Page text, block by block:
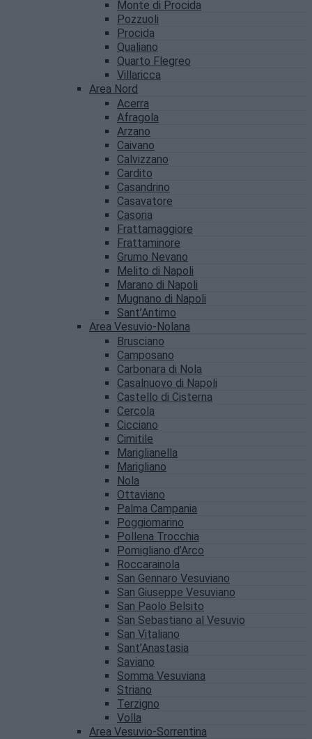
Monte di Procida
Pozzuoli
Procida
Qualiano
Quarto Flegreo
Villaricca
Area Nord
Acerra
Afragola
Arzano
Caivano
Calvizzano
Cardito
Casandrino
Casavatore
Casoria
Frattamaggiore
Frattaminore
Grumo Nevano
Melito di Napoli
Marano di Napoli
Mugnano di Napoli
Sant’Antimo
Area Vesuvio-Nolana
Brusciano
Camposano
Carbonara di Nola
Casalnuovo di Napoli
Castello di Cisterna
Cercola
Cicciano
Cimitile
Mariglianella
Marigliano
Nola
Ottaviano
Palma Campania
Poggiomarino
Pollena Trocchia
Pomigliano d’Arco
Roccarainola
San Gennaro Vesuviano
San Giuseppe Vesuviano
San Paolo Belsito
San Sebastiano al Vesuvio
San Vitaliano
Sant’Anastasia
Saviano
Somma Vesuviana
Striano
Terzigno
Volla
Area Vesuvio-Sorrentina